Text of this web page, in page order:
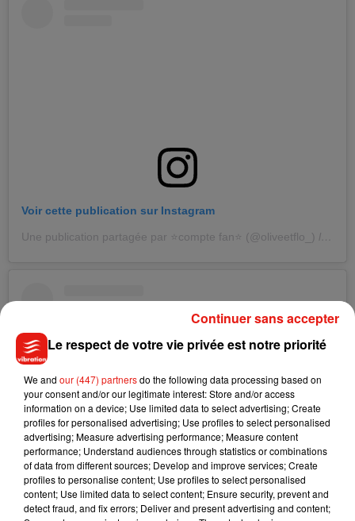
Voir cette publication sur Instagram
Une publication partagée par ⭐compte fan⭐ (@oliveetflo_) le
Voir cette publication sur Instagram
Le respect de votre vie privée est notre priorité
We and our (447) partnersdo the following data processing based on
your consent and/or our legitimate interest: Store and/or access
information on a device; Use limited data to select advertising; Create
profiles for personalised advertising; Use profiles to select personalised
advertising; Measure advertising performance; Measure content
performance; Understand audiences through statistics or combinations
of data from different sources; Develop and improve services; Create
profiles to personalise content; Use profiles to select personalised
content; Use limited data to select content; Ensure security, prevent and
detect fraud, and fix errors; Deliver and present advertising and content;
Continuer sans accepter